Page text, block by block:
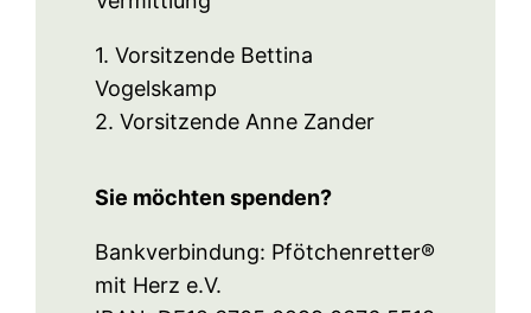
1. Vorsitzende Bettina
Vogelskamp
2. Vorsitzende Anne Zander
Sie möchten spenden?
Bankverbindung: Pfötchenretter®
mit Herz e.V.